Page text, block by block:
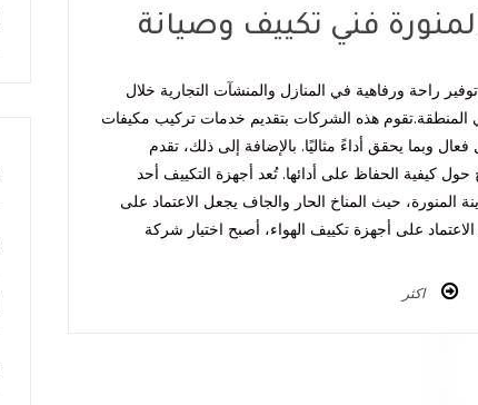
فني تكييف وصيانة
راحة ورفاهية في المنازل والمنشآت التجارية خلال
المنطقة.تقوم هذه الشركات بتقديم خدمات تركيب مكيفات
وبما يحقق أداءً مثاليًا. بالإضافة إلى ذلك، تقدم
كيفية الحفاظ على أدائها. تُعد أجهزة التكييف أحد
المنورة، حيث المناخ الحار والجاف يجعل الاعتماد على
على أجهزة تكييف الهواء، أصبح اختيار شركة
اكثر